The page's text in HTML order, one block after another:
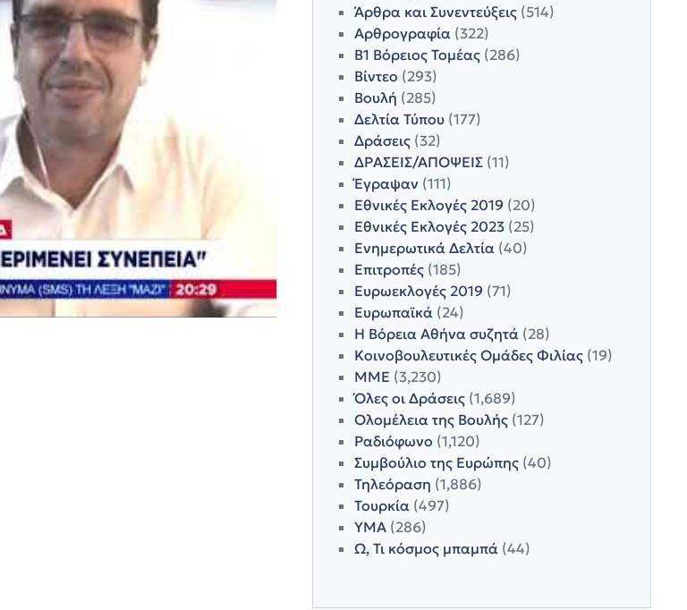
Άρθρα και Συνεντεύξεις(514)
Αρθρογραφία(322)
Β1 Βόρειος Τομέας(286)
Βίντεο (293)
Βουλή (285)
Δελτία Τύπου(177)
Δράσεις(32)
ΔΡΑΣΕΙΣ/ΑΠΟΨΕΙΣ(11)
Έγραψαν (111)
Εθνικές Εκλογές 2019 (20)
Εθνικές Εκλογές 2023(25)
Ενημερωτικά Δελτία(40)
Επιτροπές(185)
Ευρωεκλογές 2019 (71)
Ευρωπαϊκά(24)
Η Βόρεια Αθήνα συζητά(28)
Κοινοβουλευτικές Ομάδες Φιλίας(19)
ΜΜΕ (3,230)
Όλες οι Δράσεις(1,689)
Ολομέλεια της Βουλής(127)
Ραδιόφωνο (1,120)
Συμβούλιο της Ευρώπης(40)
Τηλεόραση (1,886)
Τουρκία(497)
ΥΜΑ(286)
Ω, Τι κόσμος μπαμπά(44)